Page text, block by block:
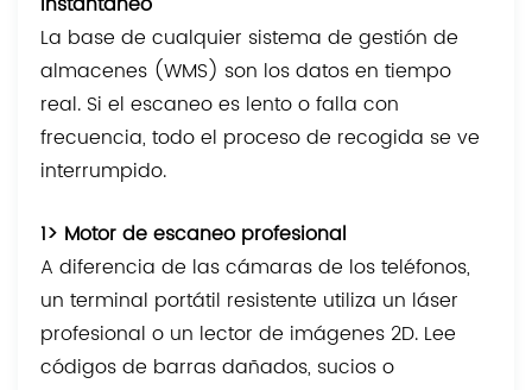
La base de cualquier sistema de gestión de
almacenes (WMS) son los datos en tiempo
real. Si el escaneo es lento o falla con
frecuencia, todo el proceso de recogida se ve
interrumpido.
1> Motor de escaneo profesional
A diferencia de las cámaras de los teléfonos,
un terminal portátil resistente utiliza un láser
profesional o un lector de imágenes 2D. Lee
códigos de barras dañados, sucios o